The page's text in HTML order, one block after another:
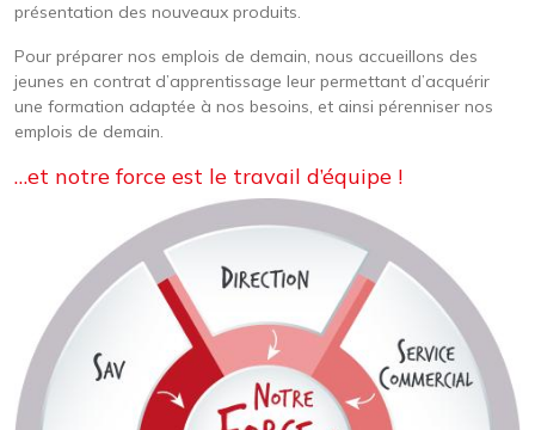
présentation des nouveaux produits.
Pour préparer nos emplois de demain, nous accueillons des
jeunes en contrat d’apprentissage leur permettant d’acquérir
une formation adaptée à nos besoins, et ainsi pérenniser nos
emplois de demain.
…et notre force est le travail d’équipe !